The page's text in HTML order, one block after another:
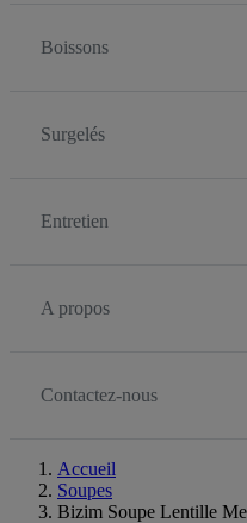
Boissons
Surgelés
Entretien
A propos
Contactez-nous
Accueil
Soupes
Bizim Soupe Lentille